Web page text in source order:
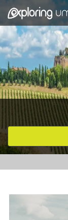
Attività